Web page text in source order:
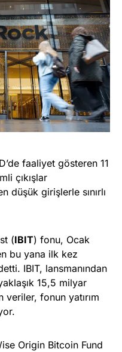
faaliyet gösteren 11
çıkışlar
düşük girişlerle sınırlı
(IBIT) fonu, Ocak
bu yana ilk kez
IBIT, lansmanından
15,5 milyar
veriler, fonun yatırım
Origin Bitcoin Fund